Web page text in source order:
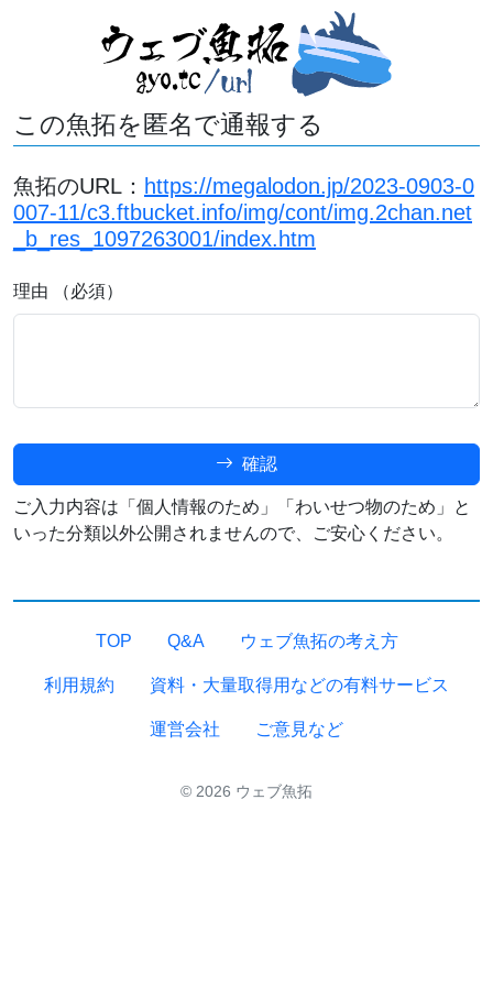
この魚拓を匿名で通報する
魚拓のURL： https://megalodon.jp/2023-0903-0
007-11/c3.ftbucket.info/img/cont/img.2chan.net
_b_res_1097263001/index.htm
理由 （必須）
確認
ご入力内容は「個人情報のため」「わいせつ物のため」と
いった分類以外公開されませんので、ご安心ください。
TOP Q&A ウェブ魚拓の考え方
利用規約 資料・大量取得用などの有料サービス
運営会社 ご意見など
© 2026 ウェブ魚拓